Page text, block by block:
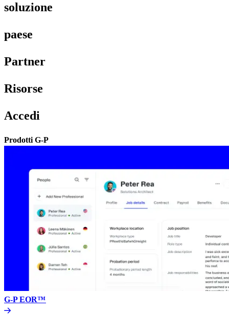
soluzione​​
paese​​
Partner​​
Risorse​​
Accedi​​
Prodotti G-P​​
G-P EOR™​​